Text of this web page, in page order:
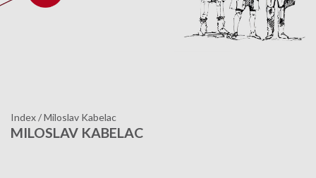
Index/Miloslav Kabelac
MILOSLAV KABELAC